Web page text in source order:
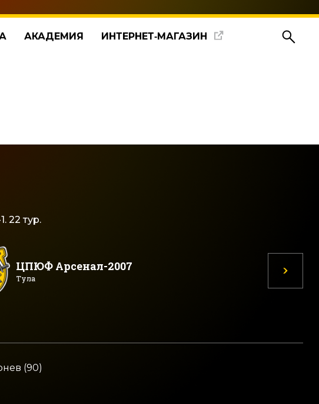
АКАДЕМИЯ ИНТЕРНЕТ‑МАГАЗИН
22 тур.
ЦПЮФ Арсенал-2007
Тула
(90)